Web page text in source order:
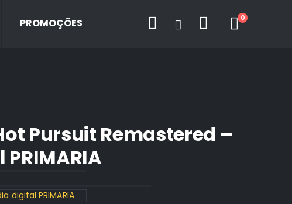
PROMOÇÕES 0
Pursuit Remastered –
digital PRIMARIA